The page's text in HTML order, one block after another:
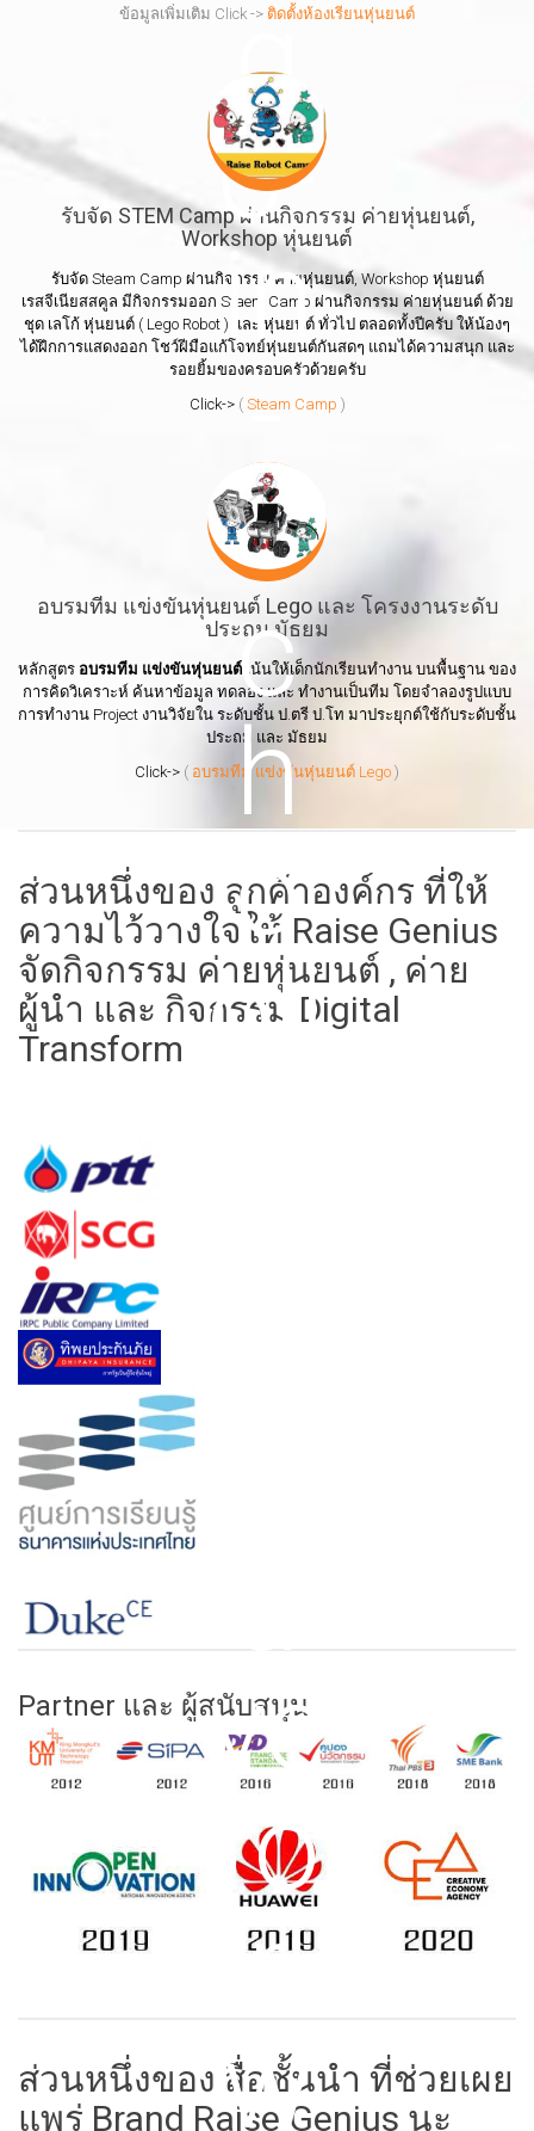
ข้อมูลเพิ่มเติม Click -> ติดตั้งห้องเรียนหุ่นยนต์
รับจัด STEM Camp ผ่านกิจกรรม ค่ายหุ่นยนต์,
Workshop หุ่นยนต์
รับจัด Steam Camp ผ่านกิจกรรม ค่ายหุ่นยนต์, Workshop หุ่นยนต์
เรสจีเนียสสคูล มีกิจกรรมออก Staem Camp ผ่านกิจกรรม ค่ายหุ่นยนต์ ด้วย
ชุด เลโก้ หุ่นยนต์ ( Lego Robot ) และ หุ่นยนต์ ทั่วไป ตลอดทั้งปีครับ ให้น้องๆ
ได้ฝึกการแสดงออก โชว์ฝีมือแก้โจทย์หุ่นยนต์กันสดๆ แถมได้ความสนุก และ
รอยยิ้มของครอบครัวด้วยครับ
Click->( Steam Camp )
อบรมทีม แข่งขันหุ่นยนต์ Lego และ โครงงานระดับ
ประถม มัธยม
หลักสูตร อบรมทีม แข่งขันหุ่นยนต์ เน้นให้เด็กนักเรียนทำงาน บนพื้นฐาน ของ
การคิดวิเคราะห์ ค้นหาข้อมูล ทดลอง และ ทำงานเป็นทีม โดยจำลองรูปแบบ
การทำงาน Project งานวิจัยใน ระดับชั้น ป.ตรี ป.โท มาประยุกต์ใช้กับระดับชั้น
ประถม และ มัธยม
Click-> ( อบรมทีม แข่งขันหุ่นยนต์ Lego )
ส่วนหนึ่งของ ลูกค้าองค์กร ที่ให้
ความไว้วางใจให้ Raise Genius
จัดกิจกรรม ค่ายหุ่นยนต์ , ค่าย
ผู้นำ และ กิจกรรม Digital
Transform
Partner และ ผู้สนับสนุน
ส่วนหนึ่งของ สื่อชั้นนำ ที่ช่วยเผย
แพร่ Brand Raise Genius นะ